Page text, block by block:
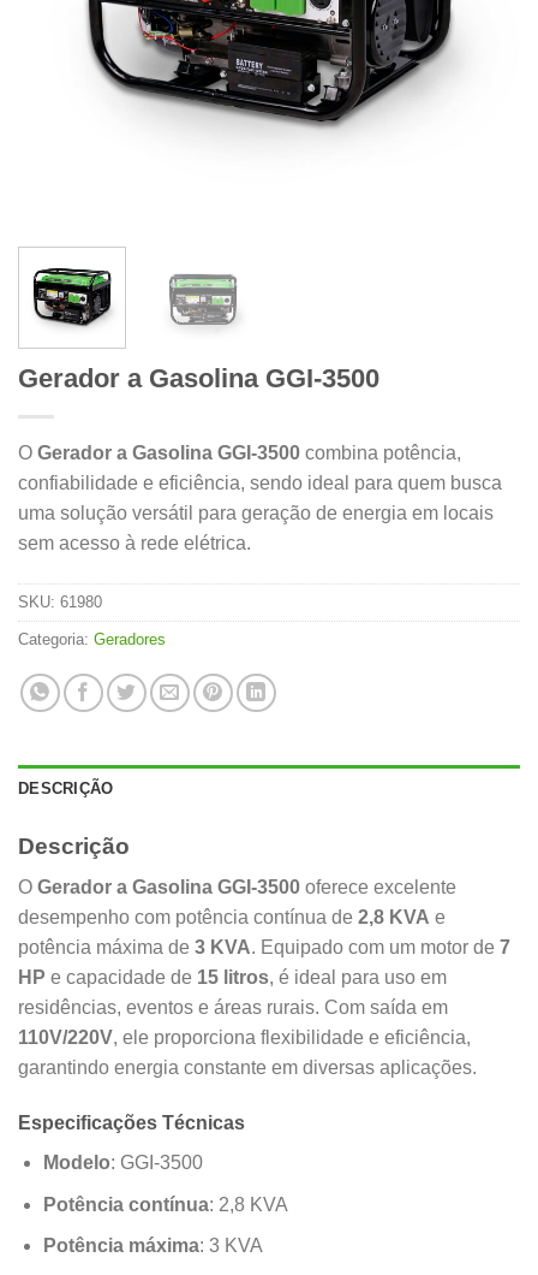
Gerador a Gasolina GGI-3500
O Gerador a Gasolina GGI-3500 combina potência,
confiabilidade e eficiência, sendo ideal para quem busca
uma solução versátil para geração de energia em locais
sem acesso à rede elétrica.
SKU: 61980
Categoria: Geradores
DESCRIÇÃO
Descrição
O Gerador a Gasolina GGI-3500 oferece excelente
desempenho com potência contínua de 2,8 KVA e
potência máxima de 3 KVA. Equipado com um motor de 7
HP e capacidade de 15 litros, é ideal para uso em
residências, eventos e áreas rurais. Com saída em
110V/220V, ele proporciona flexibilidade e eficiência,
garantindo energia constante em diversas aplicações.
Especificações Técnicas
Modelo: GGI-3500
Potência contínua: 2,8 KVA
Potência máxima: 3 KVA